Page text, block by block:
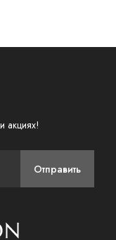
акциях!
Отправить